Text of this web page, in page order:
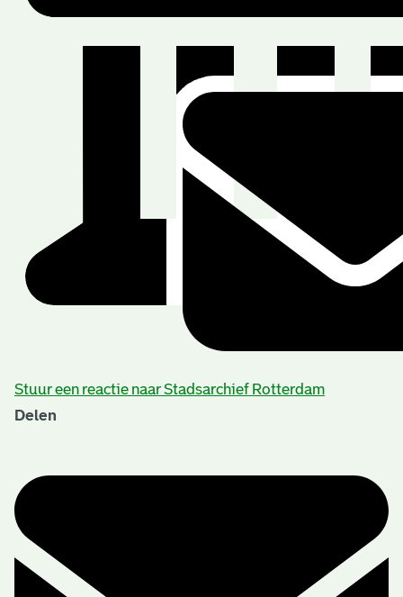
Stuur een reactie naar Stadsarchief Rotterdam
Delen